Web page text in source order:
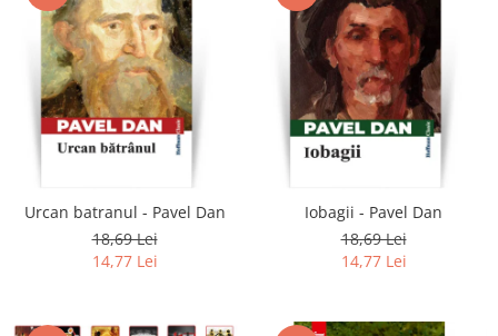
Urcan batranul - Pavel Dan
18,69 Lei
14,77 Lei
Iobagii - Pavel Dan
18,69 Lei
14,77 Lei